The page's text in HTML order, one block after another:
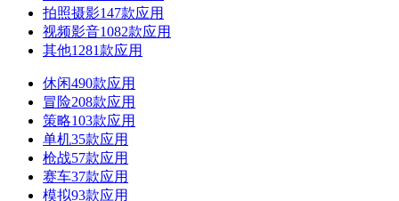
拍照摄影147款应用
视频影音1082款应用
其他1281款应用
休闲490款应用
冒险208款应用
策略103款应用
单机35款应用
枪战57款应用
赛车37款应用
模拟93款应用